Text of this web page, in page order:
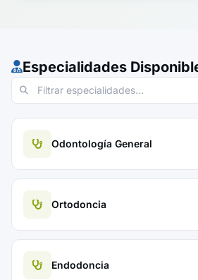
Especialidades
Odontología General
Ortodoncia
Endodoncia